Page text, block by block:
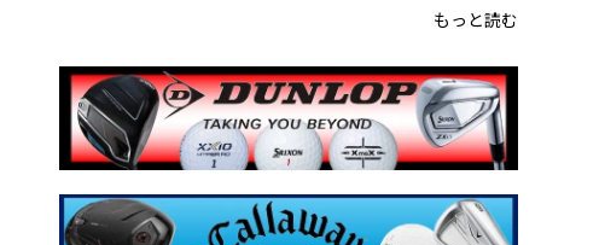
もっと読む